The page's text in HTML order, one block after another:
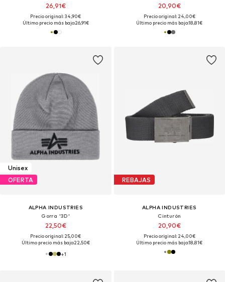
26,91€
Precio original: 34,90€
Último precio más bajo:26,91€
20,90€
Precio original: 24,00€
Último precio más bajo:18,81€
Unisex
OFERTA
ALPHA INDUSTRIES
Gorra '3D'
22,50€
Precio original: 25,00€
Último precio más bajo:22,50€
+1
REBAJAS
ALPHA INDUSTRIES
Cinturón
20,90€
Precio original: 24,00€
Último precio más bajo:18,81€